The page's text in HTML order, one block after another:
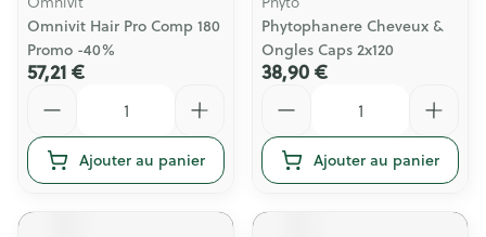
Omnivit Hair Pro Comp 180
Promo -40%
57,21 €
Ajouter au panier
Phytophanere Cheveux &
Ongles Caps 2x120
38,90 €
Ajouter au panier